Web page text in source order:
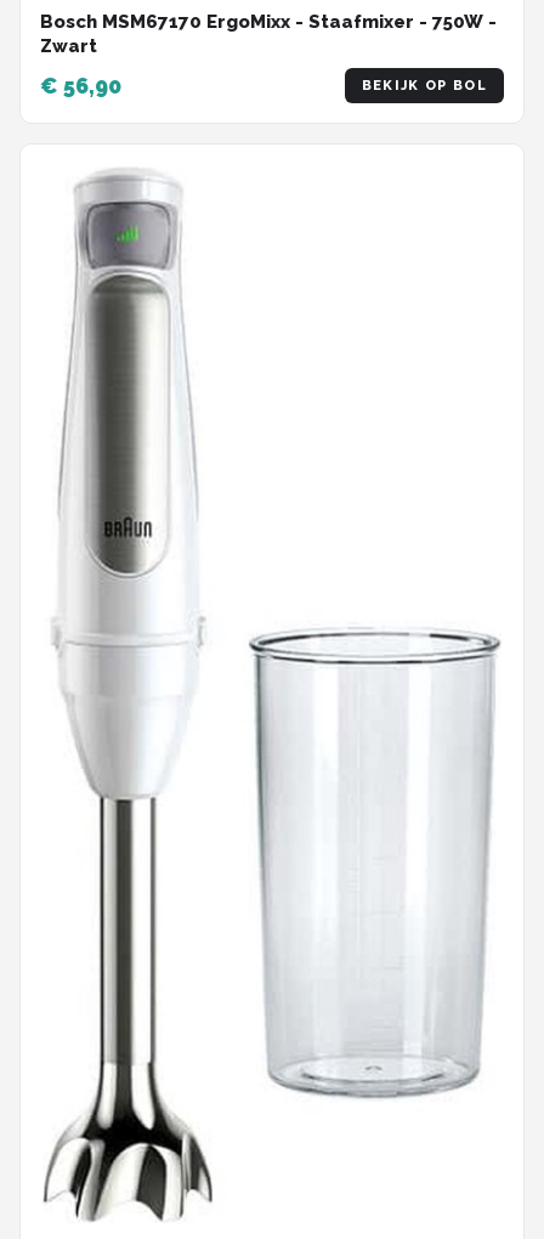
Bosch MSM67170 ErgoMixx - Staafmixer - 750W -
Zwart
€ 56,90 BEKIJK OP BOL